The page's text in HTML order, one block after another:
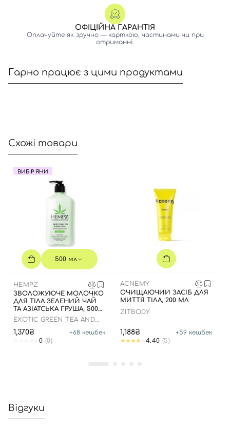
ОФІЦІЙНА ГАРАНТІЯ
Оплачуйте як зручно — карткою, частинами чи при
отриманні.
Гарно працює з цими продуктами
Схожі товари
ВИБІР ЯНИ
500 мл
HEMPZ
ЗВОЛОЖУЮЧЕ МОЛОЧКО
ДЛЯ ТІЛА ЗЕЛЕНИЙ ЧАЙ
ТА АЗІАТСЬКА ГРУША, 500
МЛ
EXOTIC GREEN TEA AND
MOISTURIZER
1,370₴ +68 кешбек
0 (0)
ACNEMY
ОЧИЩАЮЧИЙ ЗАСІБ ДЛЯ
МИТТЯ ТІЛА, 200 МЛ
ZITBODY
1,188₴ +59 кешбек
4.40 (5)
Відгуки